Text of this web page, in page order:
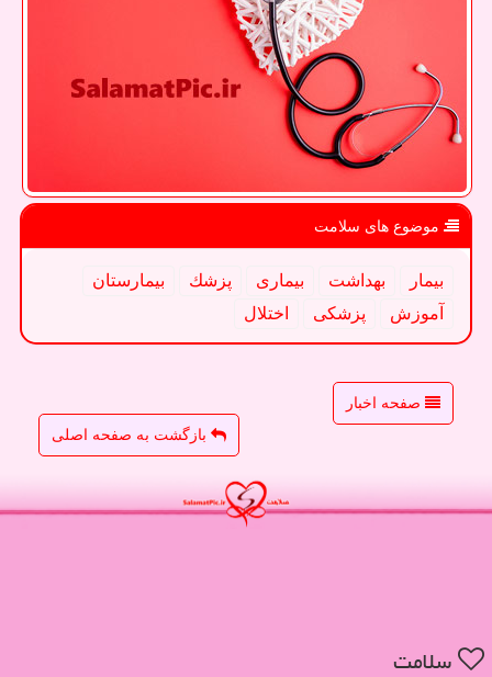
موضوع های سلامت
بیمار بهداشت بیماری پزشك
بیمارستان
آموزش
پزشكی اختلال
صفحه اخبار
بازگشت به صفحه اصلی
سلامت